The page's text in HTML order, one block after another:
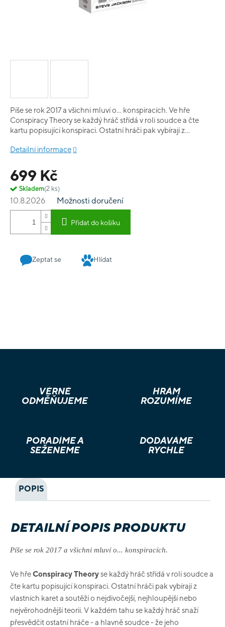
699 Kč
Skladem(2 ks)
10.8.2026 Možnosti doručení
Přidat do košíku
Píše se rok 2017 a všichni mluví o... konspiracích. Ve hře
Conspiracy Theory se každý hráč střídá v roli soudce a čte
kartu popisující konspiraci. Ostatní hráči pak vybírají z
nejvěrohodnější teorii. V každém tahu se každý hráč snaží
konspirace je pravdivá.
Detailní informace
Zeptat se Hlídat
VĚRNÉ
ODMĚŇUJEME
HRÁM
ROZUMÍME
PORADÍME A
SEŽENEME
DODÁVÁME
RYCHLE
POPIS
DETAILNÍ POPIS PRODUKTU
Píše se rok 2017 a všichni mluví o... konspiracích.
Ve hřeConspiracy Theoryse každý hráč střídá v roli soudce a
čte kartu popisující konspiraci. Ostatní hráči pak vybírají z
vlastních karet a soutěží o nejdivočejší, nejhloupější nebo
nejvěrohodnější teorii. V každém tahu se každý hráč snaží
přesvědčit ostatní hráče - a hlavně soudce - že jeho